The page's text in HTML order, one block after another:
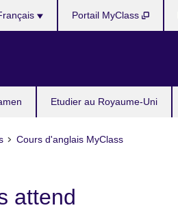
Etudier au Royaume-Uni
Portail MyClass
Cours d'anglais MyClass
attend